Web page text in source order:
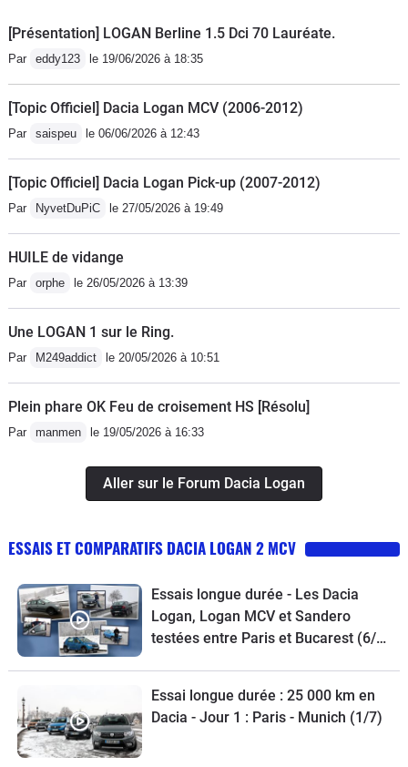
[Présentation] LOGAN Berline 1.5 Dci 70 Lauréate.
Par eddy123 le 19/06/2026 à 18:35
[Topic Officiel] Dacia Logan MCV (2006-2012)
Par saispeu le 06/06/2026 à 12:43
[Topic Officiel] Dacia Logan Pick-up (2007-2012)
Par NyvetDuPiC le 27/05/2026 à 19:49
HUILE de vidange
Par orphe le 26/05/2026 à 13:39
Une LOGAN 1 sur le Ring.
Par M249addict le 20/05/2026 à 10:51
Plein phare OK Feu de croisement HS [Résolu]
Par manmen le 19/05/2026 à 16:33
Aller sur le Forum Dacia Logan
ESSAIS ET COMPARATIFS DACIA LOGAN 2 MCV
Essais longue durée - Les Dacia
Logan, Logan MCV et Sandero
testées entre Paris et Bucarest (6/7)
Essai longue durée : 25 000 km en
Dacia - Jour 1 : Paris - Munich (1/7)